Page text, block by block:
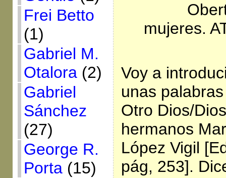
Frei Betto
(1)
Gabriel M.
Otalora(2)
Gabriel
Sánchez
(27)
George R.
Porta(15)
mujeres.
Voy a
unas
Otro Dios/
hermanos
López Vigil
pág, 253].